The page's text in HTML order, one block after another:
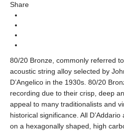
Share
80/20 Bronze, commonly referred
acoustic string alloy selected by
D’Angelico in the 1930s. 80/20
recording due to their crisp, deep
appeal to many traditionalists and
historical significance. All
on a hexagonally shaped, high